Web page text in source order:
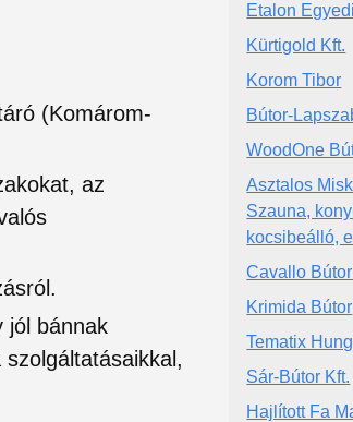
(Komárom-
az
jól bánnak
Etalon
Kürtigold Kft.
Korom Tibor
Bútor-
WoodOne
Asztalos
Szauna,
kocsibeálló,
Cavallo
Krimida Bútor
Tematix
Sár-Bútor Kft.
Hajlított Fa